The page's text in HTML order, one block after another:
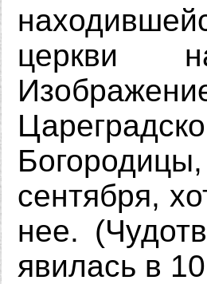
церкви
сентября,
нее.
явилась в